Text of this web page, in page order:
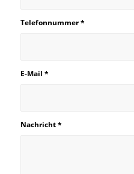
Telefonnummer*
E-Mail *
Nachricht*